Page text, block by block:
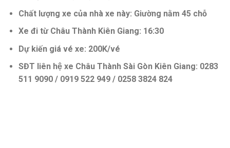
Chất lượng xe của nhà xe này: Giường nằm 45 chỗ
Xe đi từ Châu Thành Kiên Giang: 16:30
Dự kiến giá vé xe: 200K/vé
SĐT liên hệ xe Châu Thành Sài Gòn Kiên Giang: 0283
511 9090 / 0919 522 949 / 0258 3824 824